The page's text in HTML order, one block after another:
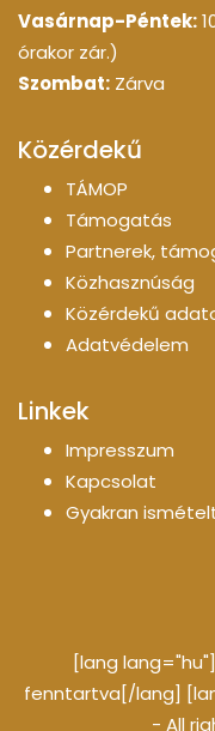
Vasárnap-Péntek:
órakor zár.)
Szombat: Zárva
Közérdekű
TÁMOP
Támogatás
Partnerek,
Közhasznúság
Közérdekű
Adatvédelem
Linkek
Impresszum
Kapcsolat
Gyakran
[lang
fenntartva[/lang]
- All